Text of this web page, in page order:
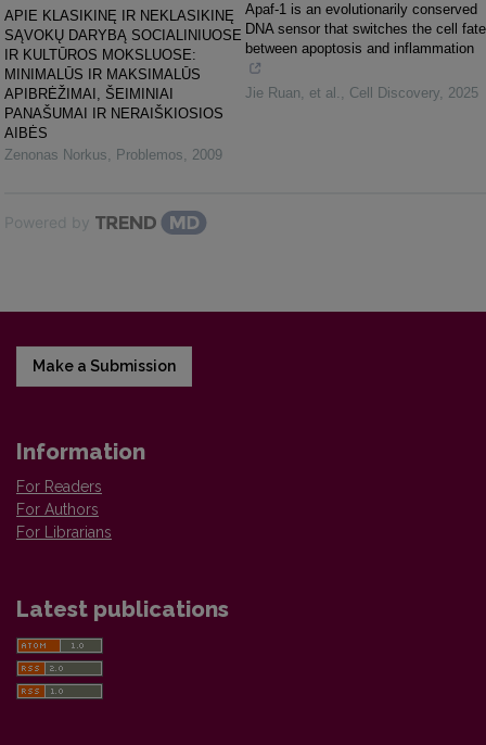
APIE KLASIKINĘ IR NEKLASIKINĘ
SĄVOKŲ DARYBĄ SOCIALINIUOSE
IR KULTŪROS MOKSLUOSE:
MINIMALŪS IR MAKSIMALŪS
APIBRĖŽIMAI, ŠEIMINIAI
PANAŠUMAI IR NERAIŠKIOSIOS
AIBĖS
Zenonas Norkus, Problemos, 2009
Apaf-1 is an evolutionarily conserved
DNA sensor that switches the cell fate
between apoptosis and inflammation
Jie Ruan, et al. , Cell Discovery, 2025
Powered by
Make a Submission
Information
For Readers
For Authors
For Librarians
Latest publications